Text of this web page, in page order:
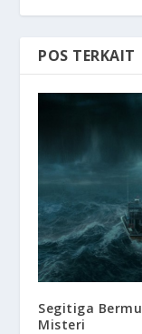
POS TERKAIT
Segitiga
Misteri